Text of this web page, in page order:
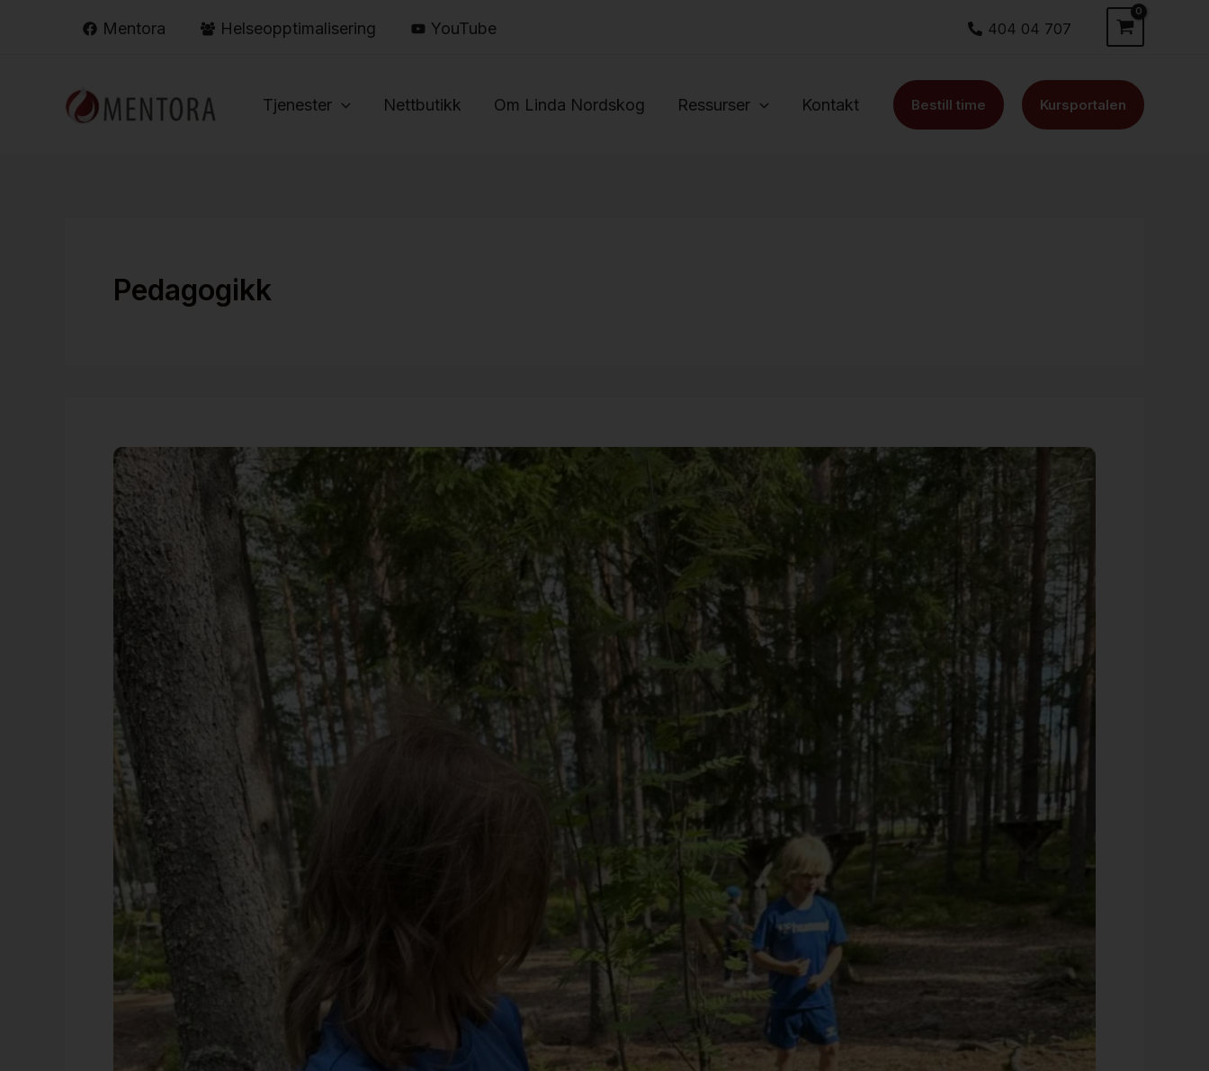
Mentora Helseopptimalisering YouTube 404 04 707
Tjenester Nettbutikk Om Linda Nordskog Ressurser Kontakt Bestill time Kursportalen
Pedagogikk